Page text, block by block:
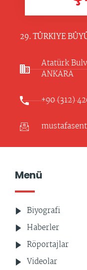
29. TÜRKİYE
Atatürk
ANKARA​
+90 (312)
Menü
Biyografi
Haberler
Röportajlar
Videolar